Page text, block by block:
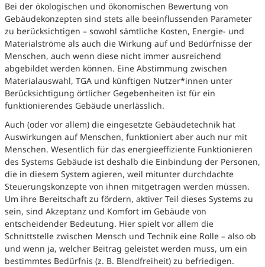
Bei der ökologischen und ökonomischen Bewertung von
Gebäudekonzepten sind stets alle beeinflussenden Parameter
zu berücksichtigen – sowohl sämtliche Kosten, Energie- und
Materialströme als auch die Wirkung auf und Bedürfnisse der
Menschen, auch wenn diese nicht immer ausreichend
abgebildet werden können. Eine Abstimmung zwischen
Materialauswahl, TGA und künftigen Nutzer*innen unter
Berücksichtigung örtlicher Gegebenheiten ist für ein
funktionierendes Gebäude unerlässlich.
Auch (oder vor allem) die eingesetzte Gebäudetechnik hat
Auswirkungen auf Menschen, funktioniert aber auch nur mit
Menschen. Wesentlich für das energieeffiziente Funktionieren
des Systems Gebäude ist deshalb die Einbindung der Personen,
die in diesem System agieren, weil mitunter durchdachte
Steuerungskonzepte von ihnen mitgetragen werden müssen.
Um ihre Bereitschaft zu fördern, aktiver Teil dieses Systems zu
sein, sind Akzeptanz und Komfort im Gebäude von
entscheidender Bedeutung. Hier spielt vor allem die
Schnittstelle zwischen Mensch und Technik eine Rolle – also ob
und wenn ja, welcher Beitrag geleistet werden muss, um ein
bestimmtes Bedürfnis (z. B. Blendfreiheit) zu befriedigen.